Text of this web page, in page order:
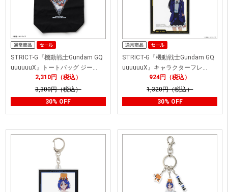
STRICT-G『機動戦士Gundam GQ
uuuuuuX』トートバッグ ジー…
2,310円（税込）
3,300円（税込）
30% OFF
STRICT-G『機動戦士Gundam GQ
uuuuuuX』キャラクターフレ…
924円（税込）
1,320円（税込）
30% OFF